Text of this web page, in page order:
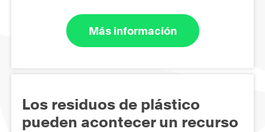
Más información
Los residuos de plástico
pueden acontecer un recurso